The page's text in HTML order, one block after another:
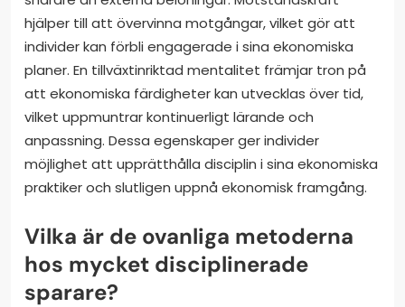
hjälper till att övervinna motgångar, vilket gör att
individer kan förbli engagerade i sina ekonomiska
planer. En tillväxtinriktad mentalitet främjar tron på
att ekonomiska färdigheter kan utvecklas över tid,
vilket uppmuntrar kontinuerligt lärande och
anpassning. Dessa egenskaper ger individer
möjlighet att upprätthålla disciplin i sina ekonomiska
praktiker och slutligen uppnå ekonomisk framgång.
Vilka är de ovanliga metoderna
hos mycket disciplinerade
sparare?